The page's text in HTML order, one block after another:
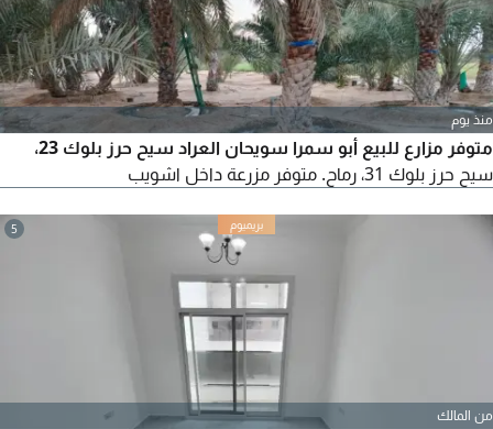
منذ يوم
متوفر مزارع للبيع أبو سمرا سويحان العراد سيح حرز بلوك 23،
سيح حرز بلوك 31، رماح. متوفر مزرعة داخل اشويب
5
من المالك